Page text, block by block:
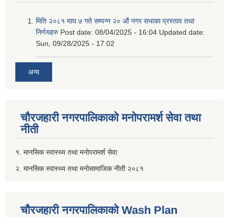
मिति २०८१ माघ ७ गते सम्पन्न २० औं नगर सभाका प्रस्ताव तथा
निर्णयहरु Post date: 08/04/2025 - 16:04 Updated date:
Sun, 09/28/2025 - 17:02
अन्य
चौरजहारी नगरपालिकाको मनोपरामर्श सेवा तथा
नीती
१. मानसिक स्वास्थ्य तथा मनोपरामर्श सेवा
२. मानसिक स्वास्थ्य तथा मनोसामाजिक नीती २०८१
चौरजहारी नगरपालिकाको Wash Plan